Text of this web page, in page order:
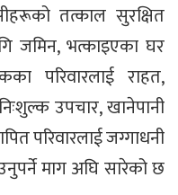
तत्काल सुरक्षित
जमिन, भत्काइएका घर
परिवारलाई राहत,
उपचार, खानेपानी
परिवारलाई जग्गाधनी
माग अघि सारेको छ